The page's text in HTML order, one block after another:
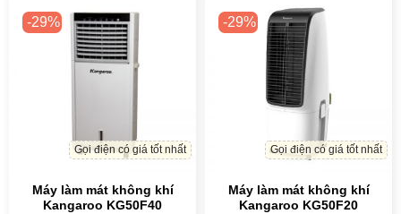
-29%
Gọi điện có giá tốt nhất
Máy làm mát không khí
Kangaroo KG50F40
-29%
Gọi điện có giá tốt nhất
Máy làm mát không khí
Kangaroo KG50F20